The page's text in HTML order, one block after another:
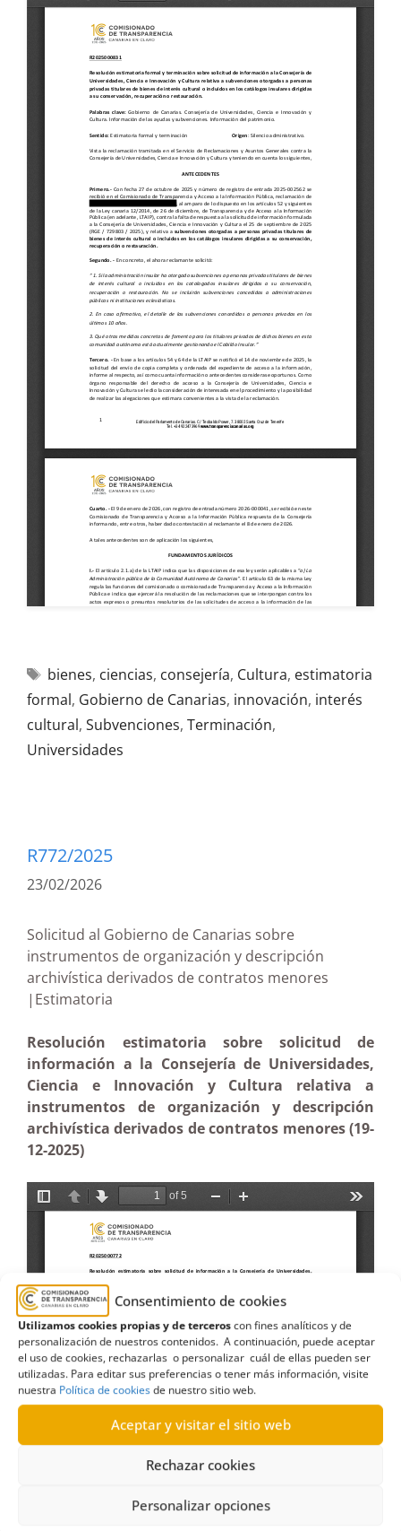
Consentimiento de cookies
Utilizamos cookies propias y de terceroscon fines analíticos y de
personalización de nuestros contenidos. A continuación, puede aceptar
el uso de cookies, rechazarlas o personalizar cuál de ellas pueden ser
utilizadas. Para editar sus preferencias o tener más información, visite
nuestra Política de cookiesde nuestro sitio web.
Aceptar y visitar el sitio web
Rechazar cookies
Personalizar opciones
bienes, ciencias, consejería, Cultura, estimatoria
formal, Gobierno de Canarias, innovación, interés
cultural, Subvenciones, Terminación,
Universidades
R772/2025
23/02/2026
Solicitud al Gobierno de Canarias sobre
instrumentos de organización y descripción
archivística derivados de contratos menores
|Estimatoria
Resolución estimatoria sobre solicitud de
información a la Consejería de Universidades,
Ciencia e Innovación y Cultura relativa a
instrumentos de organización y descripción
archivística derivados de contratos menores (19-
12-2025)